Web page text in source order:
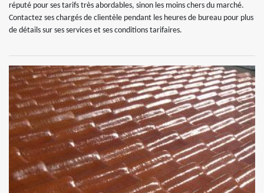
réputé pour ses tarifs très abordables, sinon les moins chers du marché.
Contactez ses chargés de clientèle pendant les heures de bureau pour plus
de détails sur ses services et ses conditions tarifaires.